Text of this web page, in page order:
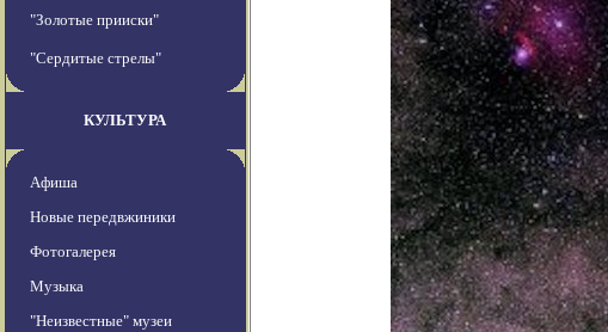
"Золотые прииски"
"Сердитые стрелы"
КУЛЬТУРА
Афиша
Новые передвжиники
Фотогалерея
Музыка
"Неизвестные" музеи